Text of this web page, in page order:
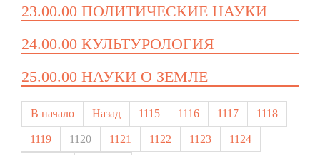
23.00.00 ПОЛИТИЧЕСКИЕ НАУКИ
24.00.00 КУЛЬТУРОЛОГИЯ
25.00.00 НАУКИ О ЗЕМЛЕ
В начало Назад 1115 1116 1117 1118
1119 1120 1121 1122 1123 1124